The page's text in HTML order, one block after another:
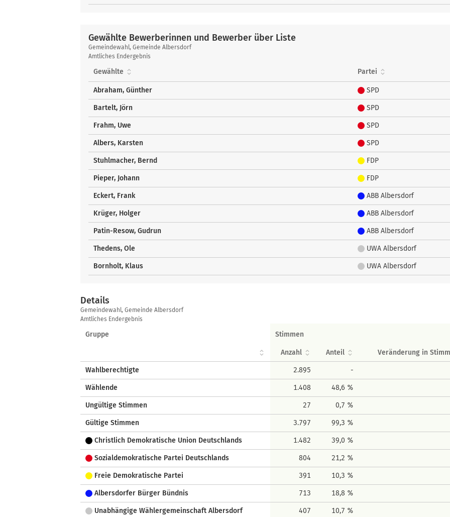
Gewählte Bewerberinnen und Bewerber über Liste
Gewählte
Bewerberinnen
und
über
Liste
Gemeindewahl, Gemeinde Albersdorf
Amtliches Endergebnis
Gewählte Partei
Abraham, Günther SPD
Bartelt, Jörn SPD
Frahm, Uwe SPD
Albers, Karsten SPD
Stuhlmacher, Bernd FDP
Pieper, Johann FDP
Eckert, Frank ABB Albersdorf
Krüger, Holger ABB Albersdorf
Patin-Resow, Gudrun ABB Albersdorf
Thedens, Ole UWA Albersdorf
Bornholt, Klaus UWA Albersdorf
Details
Details
Gemeindewahl, Gemeinde Albersdorf
Amtliches Endergebnis
Gruppe Stimmen
Anzahl Anteil Veränderung in
Wahlberechtigte 2.895 -
Wählende 1.408 48,6 %
Ungültige Stimmen 27 0,7 %
Gültige Stimmen 3.797 99,3 %
Christlich Demokratische Union Deutschlands 1.482 39,0 %
Sozialdemokratische Partei Deutschlands 804 21,2 %
Freie Demokratische Partei 391 10,3 %
Albersdorfer Bürger Bündnis 713 18,8 %
Unabhängige Wählergemeinschaft Albersdorf 407 10,7 %